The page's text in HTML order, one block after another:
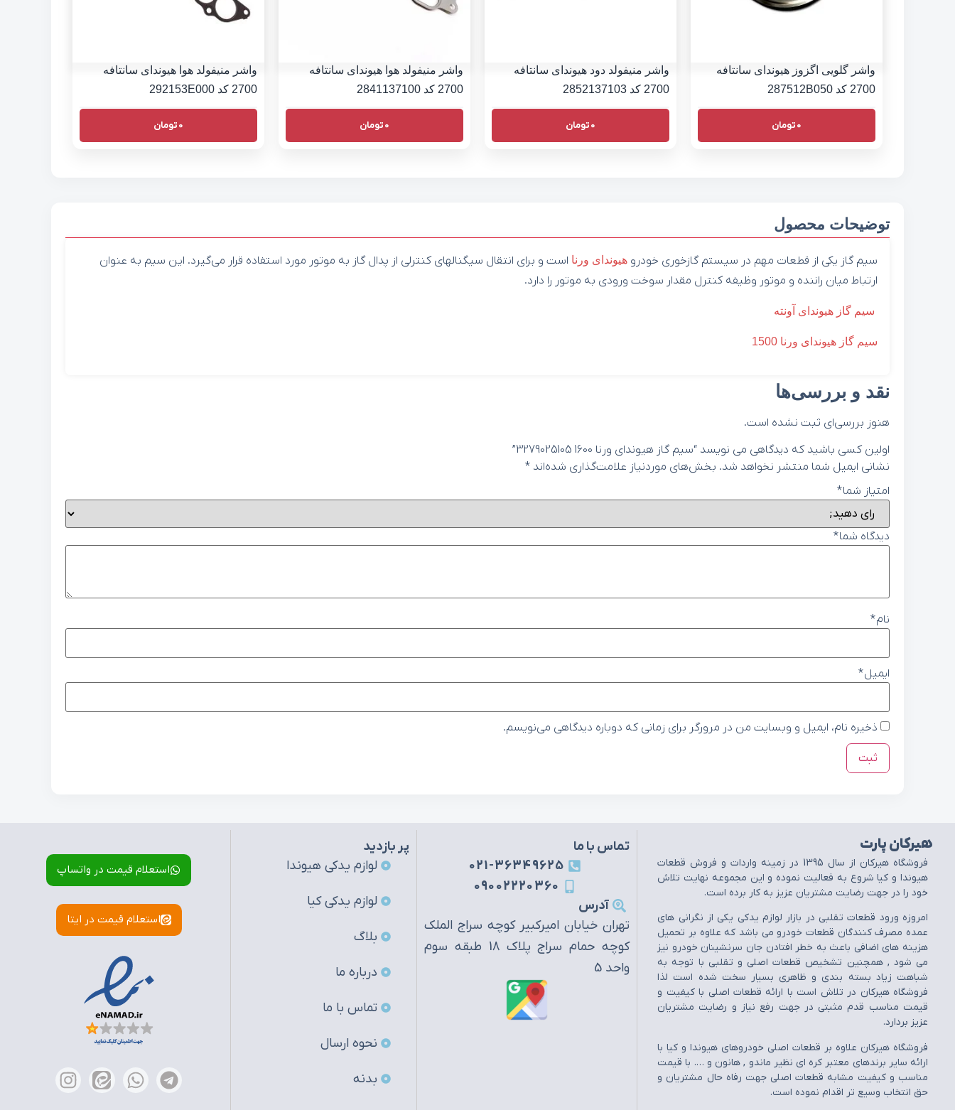
واشر گلویی اگزوز هیوندای سانتافه
2700 کد 287512B050
0تومان
واشر منیفولد دود هیوندای سانتافه
2700 کد 2852137103
0تومان
واشر منیفولد هوا هیوندای سانتافه
2700 کد 2841137100
0تومان
واشر منیفولد هوا هیوندای سانتافه
2700 کد 292153E000
0تومان
توضیحات محصول
سيم گاز یکی از قطعات مهم در سیستم گازخوری خودرو هیوندای ورنا است و برای انتقال سیگنالهای کنترلی از پدال گاز به موتور مورد استفاده قرار می‌گیرد. این سیم به عنوان
ارتباط میان راننده و موتور وظیفه کنترل مقدار سوخت ورودی به موتور را دارد.
سيم گاز هیوندای آونته
سيم گاز هیوندای ورنا 1500
نقد و بررسی‌ها
هنوز بررسی‌ای ثبت نشده است.
اولین کسی باشید که دیدگاهی می نویسد “سيم گاز هیوندای ورنا 1600 3279025105”
نشانی ایمیل شما منتشر نخواهد شد. بخش‌های موردنیاز علامت‌گذاری شده‌اند *
امتیاز شما*
دیدگاه شما*
نام*
ایمیل*
ذخیره نام، ایمیل و وبسایت من در مرورگر برای زمانی که دوباره دیدگاهی می‌نویسم.
هیرکان پارت
فروشگاه هيرکان از سال 1395 در زمينه واردات و فروش قطعات
هيوندا و کيا شروع به فعاليت نموده و اين مجموعه نهايت تلاش
خود را در جهت رضايت مشتريان عزيز به کار برده است.
امروزه ورود قطعات تقلبي در بازار لوازم يدکي يکي از نگراني هاي
عمده مصرف کنندگان قطعات خودرو مي باشد که علاوه بر تحميل
هزينه هاي اضافي باعث به خطر افتادن جان سرنشينان خودرو نيز
مي شود , همچنين تشخيص قطعات اصلي و تقلبي با توجه به
شباهت زياد بسته بندي و ظاهري بسيار سخت شده است لذا
فروشگاه هيرکان در تلاش است با ارائه قطعات اصلي با کيفيت و
قيمت مناسب قدم مثبتي در جهت رفع نياز و رضايت مشتريان
عزيز بردارد.
فروشگاه هيرکان علاوه بر قطعات اصلي خودروهاي هيوندا و کيا با
ارائه ساير برندهاي معتبر کره اي نظير ماندو , هانون و …. با قيمت
مناسب و کيفيت مشابه قطعات اصلي جهت رفاه حال مشتريان و
حق انتخاب وسيع تر اقدام نموده است.
تماس با ما
021-36349625
09002220360
آدرس
تهران خیابان امیرکبیر کوچه سراج الملک
کوچه حمام سراج پلاک 18 طبقه سوم
واحد 5
پر بازدید
لوازم یدکی هیوندا
لوازم یدکی کیا
بلاگ
درباره ما
تماس با ما
نحوه ارسال
بدنه
استعلام قیمت در واتساپ
استعلام قیمت در ایتا